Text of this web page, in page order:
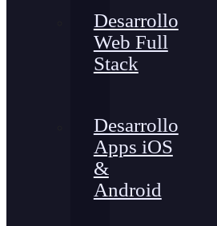
Desarrollo
Web Full
Stack
Desarrollo
Apps iOS
&
Android